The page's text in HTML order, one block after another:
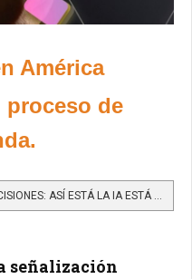
América
proceso de
LEER MÁS…DE LOS DATOS A LAS DECISIONES: ASÍ ESTÁ LA IA ESTÁ TRANSFORMANDO LA COMUNICACIÓN EN LATAM
señalización